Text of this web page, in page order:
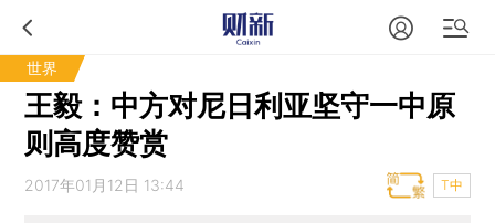
世界
王毅：中方对尼日利亚坚守一中原
则高度赞赏
2017年01月12日 13:44 T中